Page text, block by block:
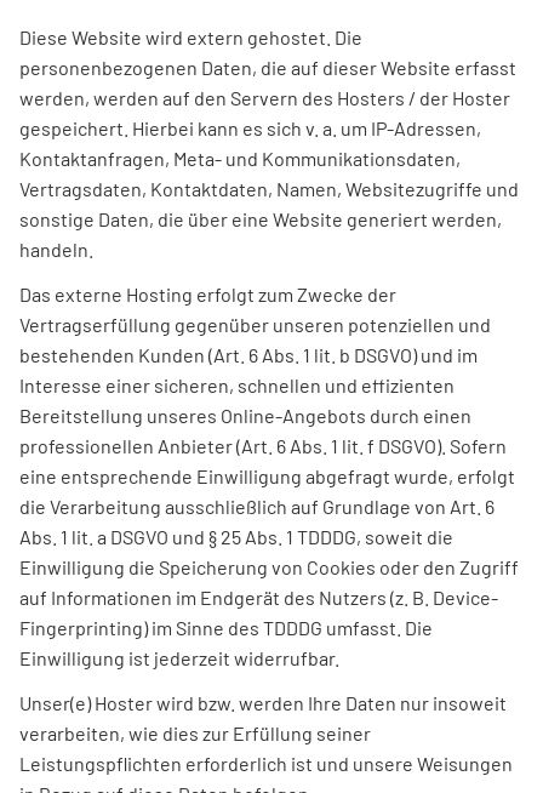
Diese Website wird extern gehostet. Die
personenbezogenen Daten, die auf dieser Website erfasst
werden, werden auf den Servern des Hosters / der Hoster
gespeichert. Hierbei kann es sich v. a. um IP-Adressen,
Kontaktanfragen, Meta- und Kommunikationsdaten,
Vertragsdaten, Kontaktdaten, Namen, Websitezugriffe und
sonstige Daten, die über eine Website generiert werden,
handeln.
Das externe Hosting erfolgt zum Zwecke der
Vertragserfüllung gegenüber unseren potenziellen und
bestehenden Kunden (Art. 6 Abs. 1 lit. b DSGVO) und im
Interesse einer sicheren, schnellen und effizienten
Bereitstellung unseres Online-Angebots durch einen
professionellen Anbieter (Art. 6 Abs. 1 lit. f DSGVO). Sofern
eine entsprechende Einwilligung abgefragt wurde, erfolgt
die Verarbeitung ausschließlich auf Grundlage von Art. 6
Abs. 1 lit. a DSGVO und § 25 Abs. 1 TDDDG, soweit die
Einwilligung die Speicherung von Cookies oder den Zugriff
auf Informationen im Endgerät des Nutzers (z. B. Device-
Fingerprinting) im Sinne des TDDDG umfasst. Die
Einwilligung ist jederzeit widerrufbar.
Unser(e) Hoster wird bzw. werden Ihre Daten nur insoweit
verarbeiten, wie dies zur Erfüllung seiner
Leistungspflichten erforderlich ist und unsere Weisungen